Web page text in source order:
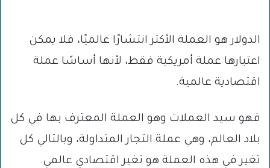
الدولار هو العملة الأكثر انتشارًا عالميًا، فلا يمكن
اعتبارها عملة أمريكية فقط، لأنها أساسًا عملة
اقتصادية عالمية.
فهو سيد العملات وهو العملة المعترف بها في كل
بلاد العالم، وهي عملة التجار المتداولة، وبالتالي كل
تغير في هذه العملة هو تغير اقتصادي عالمي.